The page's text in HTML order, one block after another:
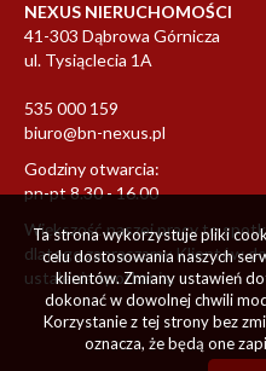
NEXUS NIERUCHOMOŚCI
41-303 Dąbrowa Górnicza
ul. Tysiąclecia 1A
535 000 159
biuro@bn-nexus.pl
Godziny otwarcia:
pn-pt 8.30 - 16.00
Większość naszej pracy to
dlatego zapraszamy Klientów
ustalenia spotkania.
Ta strona wykorzystuje pliki
celu dostosowania naszych
klientów. Zmiany ustawień
dokonać w dowolnej chwili
Korzystanie z tej strony bez
oznacza, że będą one